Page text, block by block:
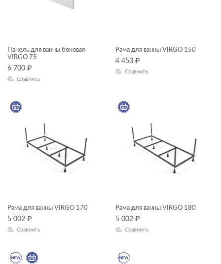
Панель для ванны боковая
VIRGO 75
6 700 ₽
Сравнить
Рама для ванны VIRGO 150
4 453 ₽
Сравнить
Рама для ванны VIRGO 170
5 002 ₽
Сравнить
Рама для ванны VIRGO 180
5 002 ₽
Сравнить